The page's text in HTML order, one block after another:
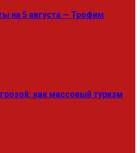
на 5 августа — Трофим
как массовый туризм